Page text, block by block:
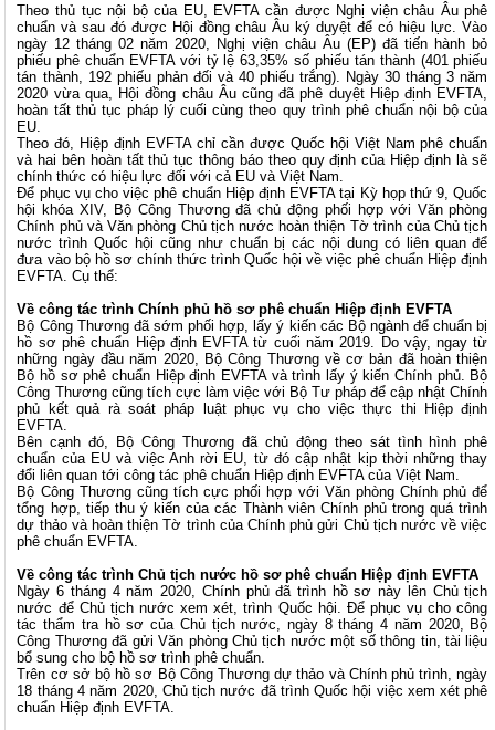
Theo thủ tục nội bộ của EU, EVFTA cần được Nghị viện châu Âu phê
chuẩn và sau đó được Hội đồng châu Âu ký duyệt để có hiệu lực. Vào
ngày 12 tháng 02 năm 2020, Nghị viện châu Âu (EP) đã tiến hành bỏ
phiếu phê chuẩn EVFTA với tỷ lệ 63,35% số phiếu tán thành (401 phiếu
tán thành, 192 phiếu phản đối và 40 phiếu trắng). Ngày 30 tháng 3 năm
2020 vừa qua, Hội đồng châu Âu cũng đã phê duyệt Hiệp định EVFTA,
hoàn tất thủ tục pháp lý cuối cùng theo quy trình phê chuẩn nội bộ của
EU.
Theo đó, Hiệp định EVFTA chỉ cần được Quốc hội Việt Nam phê chuẩn
và hai bên hoàn tất thủ tục thông báo theo quy định của Hiệp định là sẽ
chính thức có hiệu lực đối với cả EU và Việt Nam.
Để phục vụ cho việc phê chuẩn Hiệp định EVFTA tại Kỳ họp thứ 9, Quốc
hội khóa XIV, Bộ Công Thương đã chủ động phối hợp với Văn phòng
Chính phủ và Văn phòng Chủ tịch nước hoàn thiện Tờ trình của Chủ tịch
nước trình Quốc hội cũng như chuẩn bị các nội dung có liên quan để
đưa vào bộ hồ sơ chính thức trình Quốc hội về việc phê chuẩn Hiệp định
EVFTA. Cụ thể:
Về công tác trình Chính phủ hồ sơ phê chuẩn Hiệp định EVFTA
Bộ Công Thương đã sớm phối hợp, lấy ý kiến các Bộ ngành để chuẩn bị
hồ sơ phê chuẩn Hiệp định EVFTA từ cuối năm 2019. Do vậy, ngay từ
những ngày đầu năm 2020, Bộ Công Thương về cơ bản đã hoàn thiện
Bộ hồ sơ phê chuẩn Hiệp định EVFTA và trình lấy ý kiến Chính phủ. Bộ
Công Thương cũng tích cực làm việc với Bộ Tư pháp để cập nhật Chính
phủ kết quả rà soát pháp luật phục vụ cho việc thực thi Hiệp định
EVFTA.
Bên cạnh đó, Bộ Công Thương đã chủ động theo sát tình hình phê
chuẩn của EU và việc Anh rời EU, từ đó cập nhật kịp thời những thay
đổi liên quan tới công tác phê chuẩn Hiệp định EVFTA của Việt Nam.
Bộ Công Thương cũng tích cực phối hợp với Văn phòng Chính phủ để
tổng hợp, tiếp thu ý kiến của các Thành viên Chính phủ trong quá trình
dự thảo và hoàn thiện Tờ trình của Chính phủ gửi Chủ tịch nước về việc
phê chuẩn EVFTA.
Về công tác trình Chủ tịch nước hồ sơ phê chuẩn Hiệp định EVFTA
Ngày 6 tháng 4 năm 2020, Chính phủ đã trình hồ sơ này lên Chủ tịch
nước để Chủ tịch nước xem xét, trình Quốc hội. Để phục vụ cho công
tác thẩm tra hồ sơ của Chủ tịch nước, ngày 8 tháng 4 năm 2020, Bộ
Công Thương đã gửi Văn phòng Chủ tịch nước một số thông tin, tài liệu
bổ sung cho bộ hồ sơ trình phê chuẩn.
Trên cơ sở bộ hồ sơ Bộ Công Thương dự thảo và Chính phủ trình, ngày
18 tháng 4 năm 2020, Chủ tịch nước đã trình Quốc hội việc xem xét phê
chuẩn Hiệp định EVFTA.